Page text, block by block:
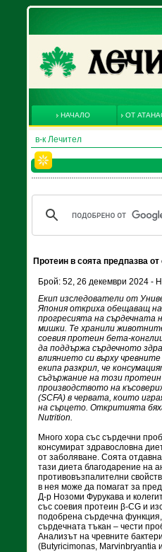
НАЧАЛО ОТ
в-к Лечител
Протеин в соята предпазва
Брой: 52, 26 декември
Екип изследователи от
Япония откриха обещаващ
прогресията на сърдечната
мишки. Те хранили
соевия протеин бета-
да поддържа сърдечното
влиянието си върху
екипа разкрил, че
съдържание на този протеин
производството на
(SCFA) в червата, които
на сърцето. Откритията
Nutrition.
Много хора със сърдечни
консумират здравословна
от заболяване. Соята
тази диета благодарение на
противовъзпалителни
в нея може да помагат за
Д-р Нозоми Фурукава и
със соевия протеин β-CG и
подобрена сърдечна
сърдечната тъкан – чести
Анализът на чревните
(Butyricimonas, Marvinbryantia